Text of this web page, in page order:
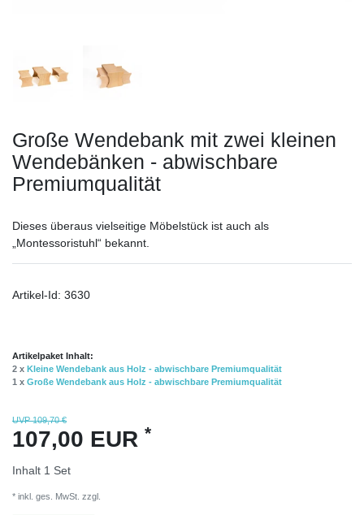
Große Wendebank mit zwei kleinen
Wendebänken - abwischbare
Premiumqualität
Dieses überaus vielseitige Möbelstück ist auch als
„Montessoristuhl“ bekannt.
Artikel-Id: 3630
Artikelpaket Inhalt:
2 x Kleine Wendebank aus Holz - abwischbare Premiumqualität
1 x Große Wendebank aus Holz - abwischbare Premiumqualität
UVP 109,70 €
107,00 EUR *
Inhalt 1 Set
* inkl. ges. MwSt. zzgl.